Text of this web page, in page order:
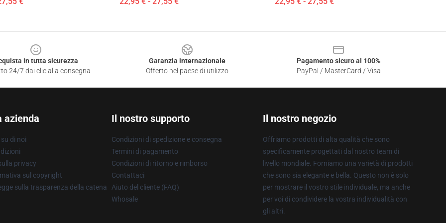
in tutta sicurezza
24/7 dai clic alla consegna
Garanzia internazionale
Offerto nel paese di utilizzo
Pagamento sicuro al 100%
PayPal / MasterCard / Visa
azienda
di noi
privacy
sul copyright
sulla trasparenza della catena
Il nostro supporto
Condizioni di spedizione e consegna
Termini di pagamento
Condizioni di ritorno e rimborso
Contattaci
Aiuto del cliente (FAQ)
Whosale
Il nostro negozio
Offriamo prodotti di alta qualità che sono
specificamente progettati dal nostro team di
livello mondiale. Forniamo una varietà di prodotti
che sono sia elegante e bella. Questo non è solo
per mostrare il vostro stile individuale, ma anche
per voi di condividere la vostra individualità con
gli altri.